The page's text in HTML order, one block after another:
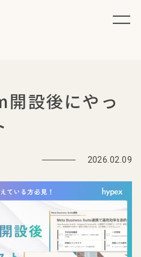
設後にやっ
2026.02.09